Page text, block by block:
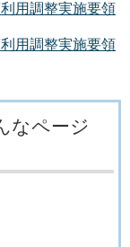
用調整実施要領
用調整実施要領
なページ